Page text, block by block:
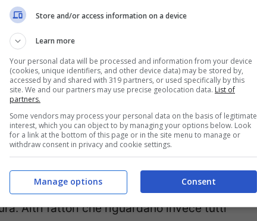
che si sventola con il menù cercando di
Per prima cosa non ti
l’umidità di questi giorniessere in un
obbligatorio. Inoltreesistono dei fattori
caldo.
per te è più elevata?
del ciclo mestruale
, implicano una
Altri fattori che riguardano invece tutti
Store and/or access information on a device
Learn more
Your personal data will be processed and information from your device
(cookies, unique identifiers, and other device data) may be stored by,
accessed by and shared with 319 partners, or used specifically by this
site. We and our partners may use precise geolocation data. List of
partners.
Some vendors may process your personal data on the basis of legitimate
interest, which you can object to by managing your options below. Look
for a link at the bottom of this page or in the site menu to manage or
withdraw consent in privacy and cookie settings.
Consent
Manage options